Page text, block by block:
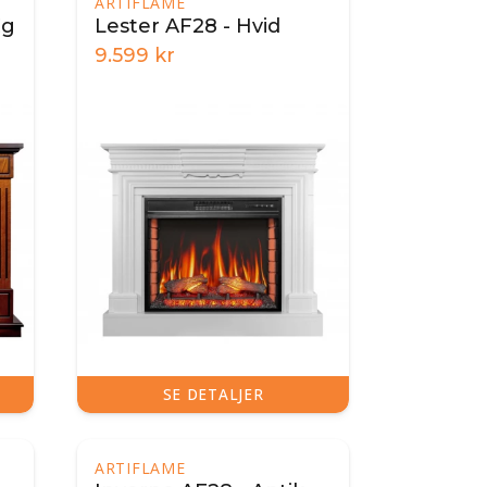
Lester AF28 - Hvid
9.599 kr
SE DETALJER
ARTIFLAME